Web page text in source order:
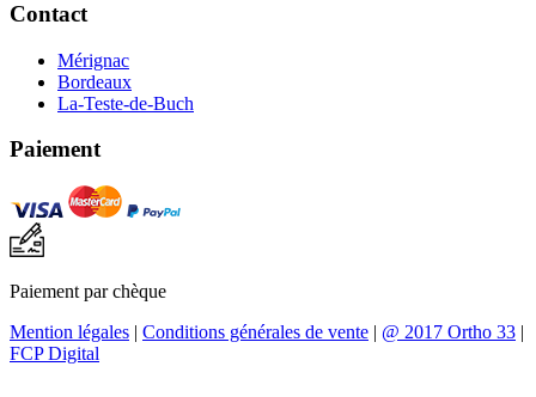
Contact
Mérignac
Bordeaux
La-Teste-de-Buch
Paiement
Paiement par chèque
Mention légales | Conditions générales de vente | @ 2017 Ortho 33 |
FCP Digital